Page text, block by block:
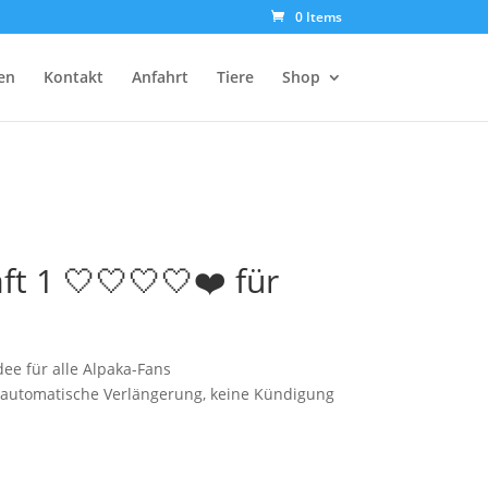
0 Items
Kontakt Anfahrt Tiere Shop
1 🤍🤍🤍🤍❤️ für
für alle Alpaka-Fans
Verlängerung, keine Kündigung